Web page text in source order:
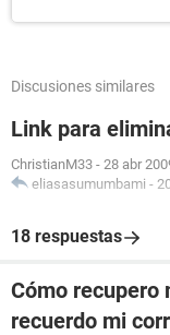
Discusiones similares
Link para
ChristianM33 - 28 abr
eliasasumumbami -
18 respuestas
Cómo recupero
recuerdo mi